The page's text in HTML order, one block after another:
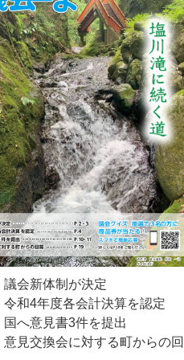
議会新体制が決定
令和4年度各会計決算を認定
国へ意見書3件を提出
意見交換会に対する町からの